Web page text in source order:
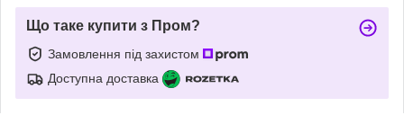
Що таке купити з Пром?
Замовлення під захистом
Доступна доставка